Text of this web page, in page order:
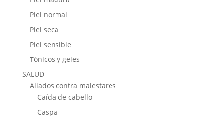
Piel normal
Piel seca
Piel sensible
Tónicos y geles
SALUD
Aliados contra malestares
Caída de cabello
Caspa